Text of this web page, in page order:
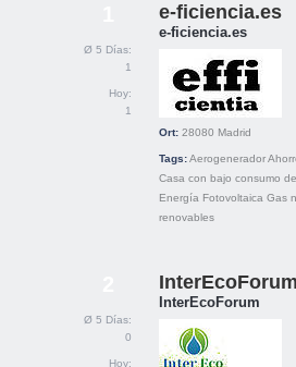
Ø 5 Días:
1
Hoy:
1
e-ficiencia.es
e-ficiencia.es
Ort: 28080 Madrid
Tags:Aerogenerador
Casa con bajo consumo
Energía Fotovoltaica Gas
renovables
Ø 5 Días:
0
Hoy:
InterEcoForum
InterEcoForum